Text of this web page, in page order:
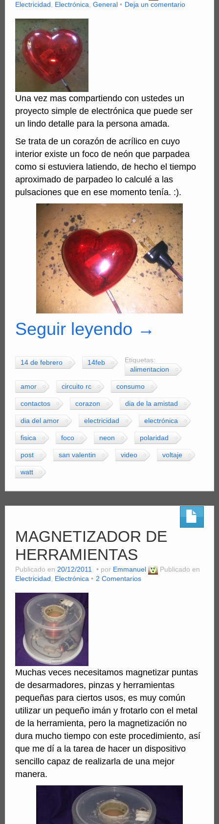
Electricidad
Electrónica General Deja un comentario
Una vez mas compartiendo con ustedes un
proyecto simple de electrónica que puede ser
un lindo detalle para la persona amada.
Se trata de un corazón de acrílico en cuyo
interior existe un foco de neón que parpadea
como si estuviera latiendo, de hecho el tiempo
aproximado de parpadeo lo calculé a las
pulsaciones que en ese momento tenía. :).
Seguir leyendo →
Etiquetas:
14 de febrero
14feb
alimentacion
amor circuito rc consumo
contactos corazon dia de la amistad
dia del amor electricidad electrónica
fisica foco neon polaridad
post san valentin video voltaje
watt
MAGNETIZADOR DE
HERRAMIENTAS
Publicado en 20/12/2011 por Emmanuel
Publicado en
Electricidad
Electrónica 2 Comentarios
Muchas veces necesitamos magnetizar puntas
de desarmadores, pinzas y herramientas
pequeñas para ciertos usos, es muy común
utilizar un pequeño imán y frotarlo con el metal
de la herramienta, pero la magnetización no
dura mucho tiempo con este procedimiento, así
que me dí a la tarea de hacer un dispositivo
sencillo capaz de realizarla de una mejor
manera.